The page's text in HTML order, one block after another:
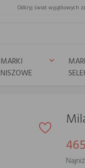
Odkryj świat wyjątkowych
MARKI
NISZOWE
keyboard_arrow_down